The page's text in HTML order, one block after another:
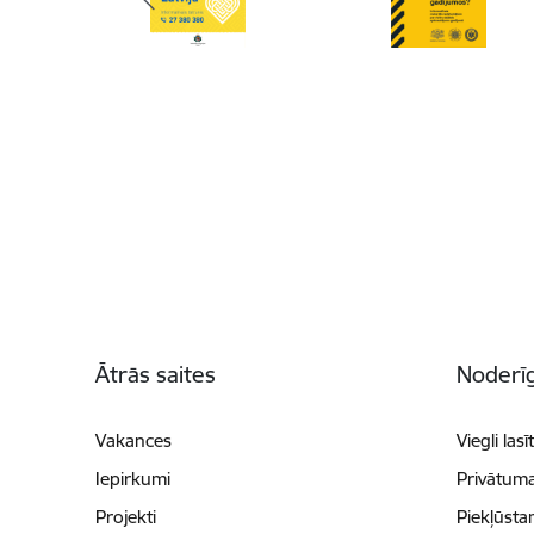
Ātrās saites
Vakances
Iepirkumi
Projekti
Viegli lasīt